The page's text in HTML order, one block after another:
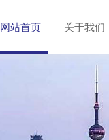
网站首页 关于我们